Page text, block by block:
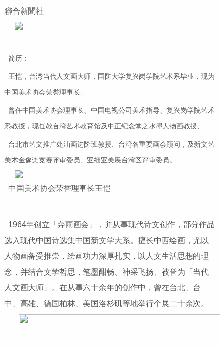
聯合新聞社
简历：
王恺，台湾当代人文画大师，国防大学复兴岗学院艺术系毕业，现为
中国美术协会荣誉理事长。
曾任中国美术协会理事长、中国电视公司美术指导、复兴岗学院艺术
系教授，现任教台湾艺术教育馆及中正纪念堂之水墨人物画教授、
台北市艺文推广处油画进阶班教授、台湾各重要画会顾问，及新文艺
美术金像奖竞赛评审委员、亚细亚美展台湾区评审委员。
中国美术协会荣誉理事长王恺
1964年创立「奔雨画会」，并从事现代诗文创作，部分作品
选入现代中国诗选集中国新文学大系。擅长中西绘画，尤以
人物画备受推崇，绘画功力深厚扎实，以人文生活思想的理
念，并结合文学哲思，笔墨酣畅、神采飞扬、被誉为「当代
人文画大师」。在从事六十余年的创作中，曾在台北、台
中、高雄、德国柏林、美国洛杉矶等地举行个展二十余次。